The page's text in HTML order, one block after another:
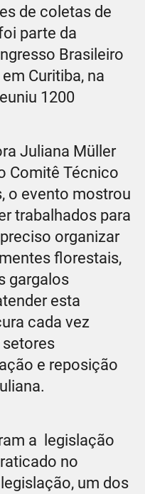
de coletas de
parte da
Brasileiro
Curitiba, na
1200
Juliana Müller
Comitê Técnico
o evento mostrou
trabalhados para
organizar
florestais,
gargalos
esta
cada vez
e reposição
a legislação
no
um dos